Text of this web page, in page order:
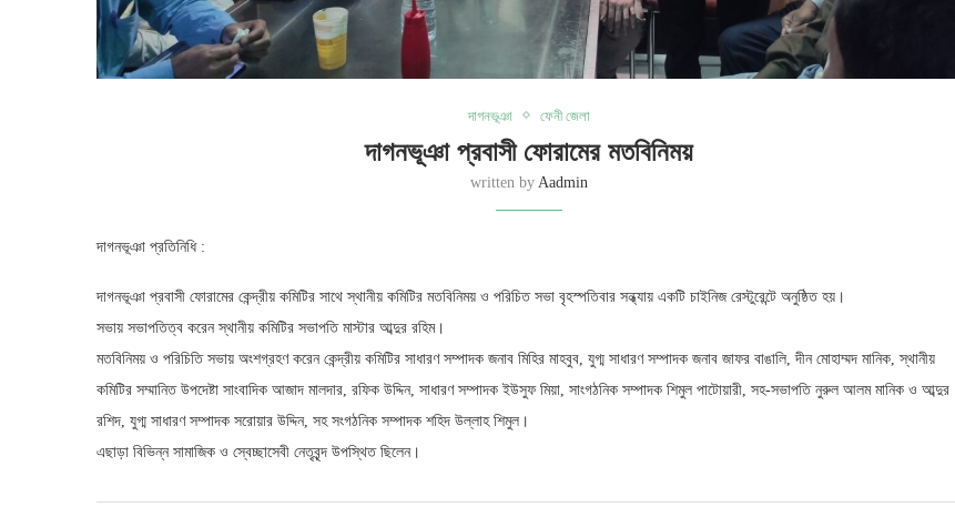
দাগনভূঞা ফেনী জেলা
দাগনভূঞা প্রবাসী ফোরামের মতবিনিময়
written by Aadmin
দাগনভূঞা প্রতিনিধি :
দাগনভূঞা প্রবাসী ফোরামের কেন্দ্রীয় কমিটির সাথে স্থানীয় কমিটির মতবিনিময় ও পরিচিত সভা বৃহস্পতিবার সন্ধ্যায় একটি চাইনিজ রেস্টুরেন্টে অনুষ্ঠিত হয়।
সভায় সভাপতিত্ব করেন স্থানীয় কমিটির সভাপতি মাস্টার আব্দুর রহিম।
মতবিনিময় ও পরিচিতি সভায় অংশগ্রহণ করেন কেন্দ্রীয় কমিটির সাধারণ সম্পাদক জনাব মিহির মাহবুব, যুগ্ম সাধারণ সম্পাদক জনাব জাফর বাঙালি, দীন মোহাম্মদ মানিক, স্থানীয়
কমিটির সম্মানিত উপদেষ্টা সাংবাদিক আজাদ মালদার, রফিক উদ্দিন, সাধারণ সম্পাদক ইউসুফ মিয়া, সাংগঠনিক সম্পাদক শিমুল পাটোয়ারী, সহ-সভাপতি নুরুল আলম মানিক ও আব্দুর
রশিদ, যুগ্ম সাধারণ সম্পাদক সরোয়ার উদ্দিন, সহ সংগঠনিক সম্পাদক শহিদ উল্লাহ শিমুল।
এছাড়া বিভিন্ন সামাজিক ও স্বেচ্ছাসেবী নেতৃবৃন্দ উপস্থিত ছিলেন।